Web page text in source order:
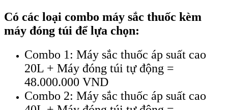
Có các loại combo máy sắc thuốc kèm
máy đóng túi để lựa chọn:
Combo 1: Máy sắc thuốc áp suất cao
20L + Máy đóng túi tự động =
48.000.000 VND
Combo 2: Máy sắc thuốc áp suất cao